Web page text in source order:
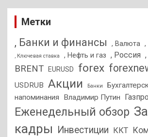
Метки
, Банки и финансы , Валюта ,
, Ключевая ставка , Нефть и газ , Россия
BRENT EURUSD forex
USDRUB Акции Банки
напоминания
Владимир Путин
Еженедельный обзор
кадры
Инвестиции ККТ